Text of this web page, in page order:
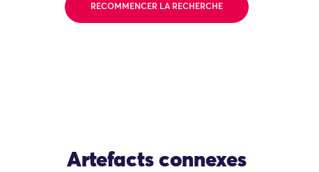
RECOMMENCER LA RECHERCHE
Artefacts connexes